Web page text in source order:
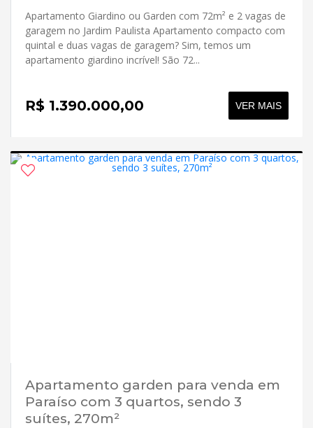
Apartamento Giardino ou Garden com 72m² e 2 vagas de
garagem no Jardim Paulista Apartamento compacto com
quintal e duas vagas de garagem? Sim, temos um
apartamento giardino incrível! São 72...
R$ 1.390.000,00 VER MAIS
Apartamento garden para venda em
Paraíso com 3 quartos, sendo 3
suítes, 270m²